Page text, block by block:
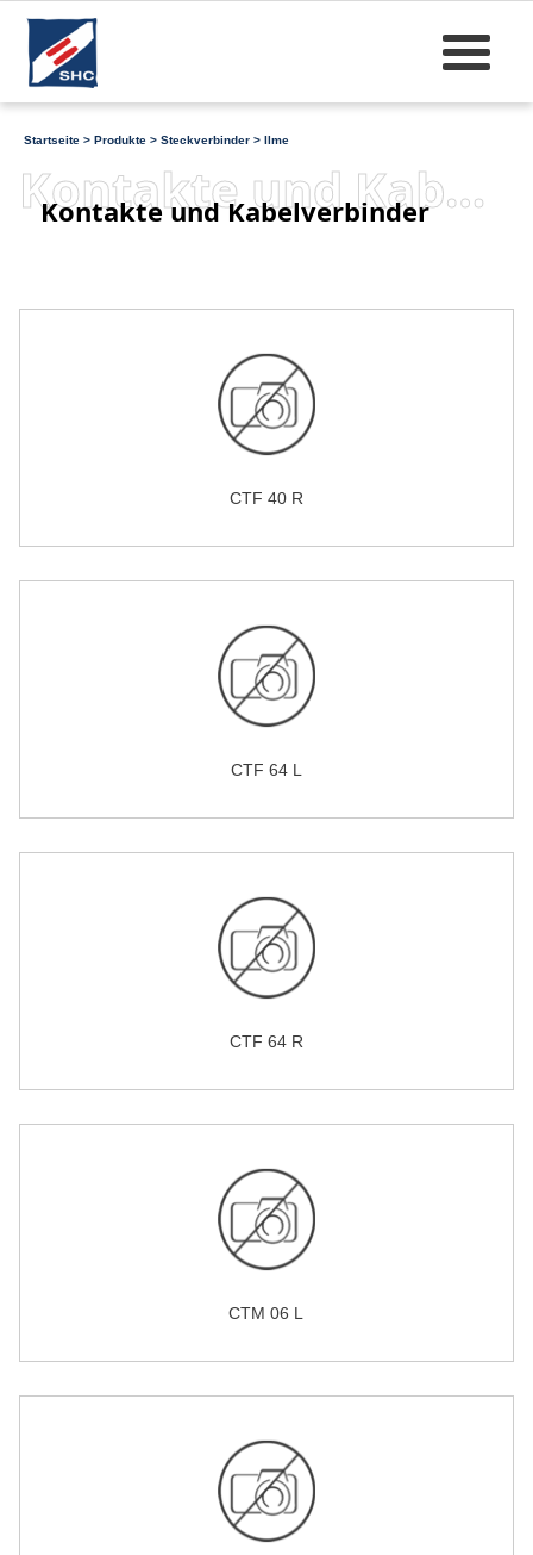
Startseite > Produkte > Steckverbinder > Ilme
Kontakte und Kabelverbinder
Kontakte und Kabelverbinder
CTF 40 R
CTF 64 L
CTF 64 R
CTM 06 L